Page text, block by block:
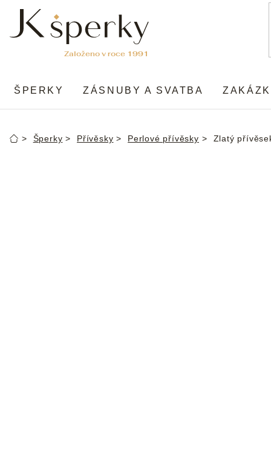
obsah
ŠPERKY ZÁSNUBY A SVATBA
DomůŠperky Přívěsky Perlové přívěsky Zlatý